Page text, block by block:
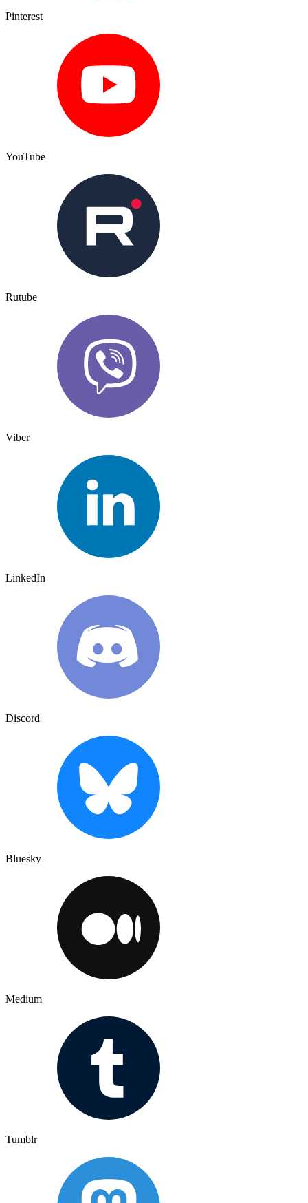
Pinterest
YouTube
Rutube
Viber
LinkedIn
Discord
Bluesky
Medium
Tumblr